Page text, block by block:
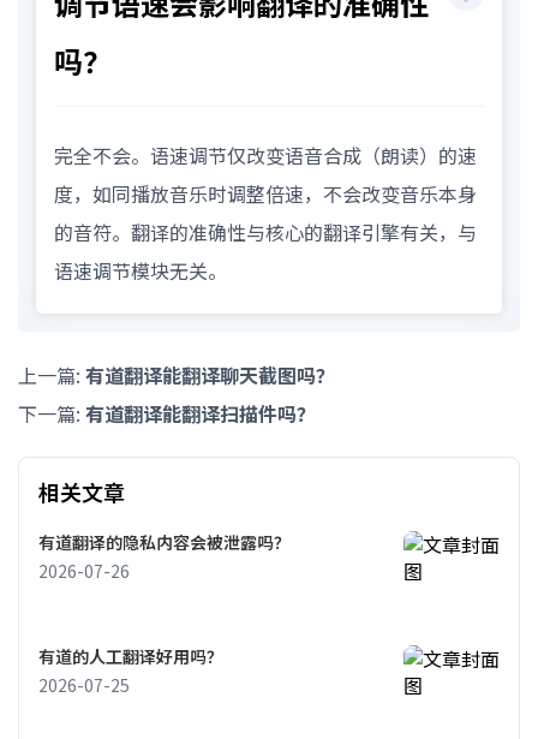
吗？
完全不会。语速调节仅改变语音合成（朗读）的速
度，如同播放音乐时调整倍速，不会改变音乐本身
的音符。翻译的准确性与核心的翻译引擎有关，与
语速调节模块无关。
上一篇: 有道翻译能翻译聊天截图吗？
下一篇: 有道翻译能翻译扫描件吗？
相关文章
有道翻译的隐私内容会被泄露吗？
2026-07-26
有道的人工翻译好用吗？
2026-07-25